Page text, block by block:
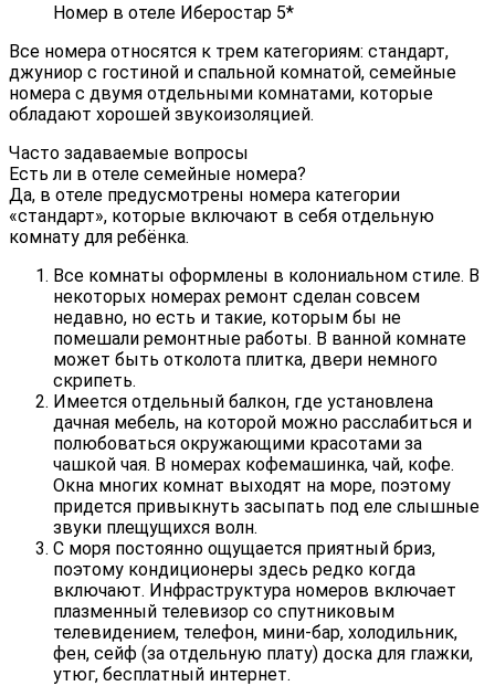
Номер в отеле Иберостар 5*
Все номера относятся к трем категориям: стандарт,
джуниор с гостиной и спальной комнатой, семейные
номера с двумя отдельными комнатами, которые
обладают хорошей звукоизоляцией.
Часто задаваемые вопросы
Есть ли в отеле семейные номера?
Да, в отеле предусмотрены номера категории
«стандарт», которые включают в себя отдельную
комнату для ребёнка.
Все комнаты оформлены в колониальном стиле. В
некоторых номерах ремонт сделан совсем
недавно, но есть и такие, которым бы не
помешали ремонтные работы. В ванной комнате
может быть отколота плитка, двери немного
скрипеть.
Имеется отдельный балкон, где установлена
дачная мебель, на которой можно расслабиться и
полюбоваться окружающими красотами за
чашкой чая. В номерах кофемашинка, чай, кофе.
Окна многих комнат выходят на море, поэтому
придется привыкнуть засыпать под еле слышные
звуки плещущихся волн.
С моря постоянно ощущается приятный бриз,
поэтому кондиционеры здесь редко когда
включают. Инфраструктура номеров включает
плазменный телевизор со спутниковым
телевидением, телефон, мини-бар, холодильник,
фен, сейф (за отдельную плату) доска для глажки,
утюг, бесплатный интернет.